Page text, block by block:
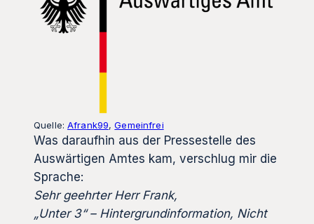
Quelle:Afrank99,Gemeinfrei
Was daraufhin aus der Pressestelle des
Auswärtigen Amtes kam, verschlug mir die
Sprache:
Sehr geehrter Herr Frank,
„Unter 3“ – Hintergrundinformation, Nicht